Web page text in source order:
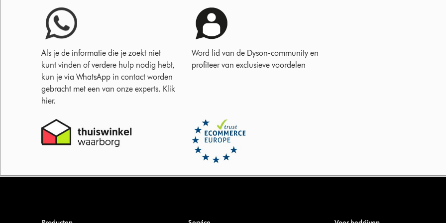
Als je de informatie die je zoekt niet
kunt vinden of verdere hulp nodig hebt,
kun je via WhatsApp in contact worden
gebracht met een van onze experts. Klik
hier.
Word lid van de Dyson-community en
profiteer van exclusieve voordelen